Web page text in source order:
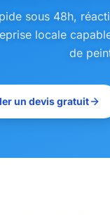
sous 48h,
locale
de
un devis gratuit